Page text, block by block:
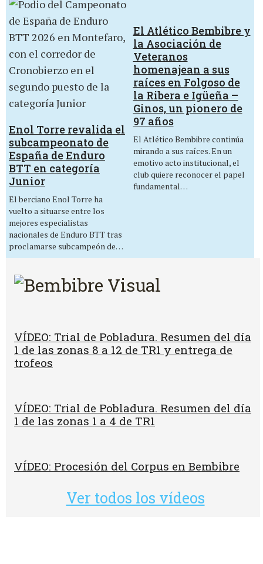
Enol Torre revalida el
subcampeonato de
España de Enduro
BTT en categoría
Junior
El berciano Enol Torre ha
vuelto a situarse entre los
mejores especialistas
nacionales de Enduro BTT tras
proclamarse subcampeón de…
El Atlético Bembibre y
la Asociación de
Veteranos
homenajean a sus
raíces en Folgoso de
la Ribera e Igüeña –
Ginos, un pionero de
97 años
El Atlético Bembibre continúa
mirando a sus raíces. En un
emotivo acto institucional, el
club quiere reconocer el papel
fundamental…
VÍDEO: Trial de Pobladura. Resumen del día
1 de las zonas 8 a 12 de TR1 y entrega de
trofeos
VÍDEO: Trial de Pobladura. Resumen del día
1 de las zonas 1 a 4 de TR1
VÍDEO: Procesión del Corpus en Bembibre
Ver todos los vídeos